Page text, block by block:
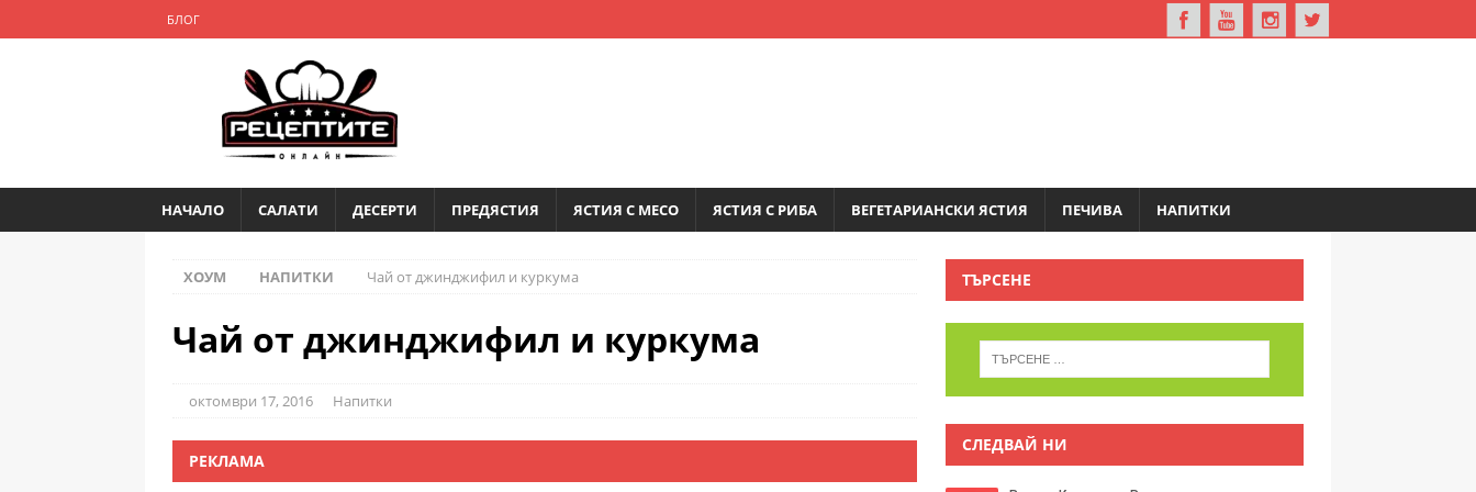
БЛОГ
НАЧАЛО САЛАТИ ДЕСЕРТИ ПРЕДЯСТИЯ ЯСТИЯ С МЕСО ЯСТИЯ С РИБА ВЕГЕТАРИАНСКИ ЯСТИЯ ПЕЧИВА НАПИТКИ
ХОУМ НАПИТКИ Чай от джинджифил и куркума
Чай от джинджифил и куркума
октомври 17, 2016 Напитки
РЕКЛАМА
ТЪРСЕНЕ
СЛЕДВАЙ НИ